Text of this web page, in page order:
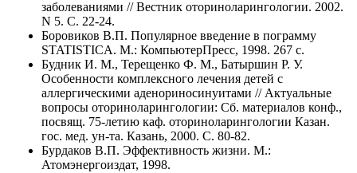
заболеваниями // Вестник оториноларингологии. 2002.
N 5. C. 22-24.
Боровиков В.П. Популярное введение в пограмму
STATISTICA. М.: КомпьютерПресс, 1998. 267 с.
Будник И. М., Терещенко Ф. М., Батыршин Р. У.
Особенности комплексного лечения детей с
аллергическими аденориносинуитами // Актуальные
вопросы оториноларингологии: Сб. материалов конф.,
посвящ. 75-летию каф. оториноларингологии Казан.
гос. мед. ун-та. Казань, 2000. C. 80-82.
Бурдаков В.П. Эффективность жизни. М.:
Атомэнергоиздат, 1998.